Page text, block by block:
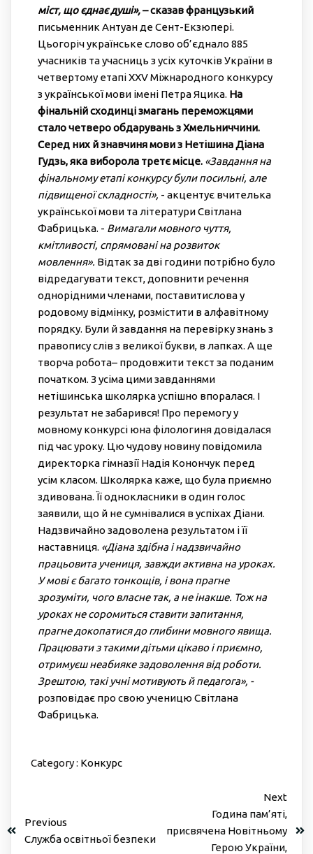
міст, що єднає душі»,– сказав французький
письменник Антуан де Сент-Екзюпері.
Цьогоріч українське слово об’єднало 885
учасників та учасниць з усіх куточків України в
четвертому етапі XXV Міжнародного конкурсу
з української мови імені Петра Яцика. На
фінальній сходинці змагань переможцями
стало четверо обдарувань з Хмельниччини.
Серед них й знавчиня мови з Нетішина Діана
Гудзь, яка виборола третє місце. «Завдання на
фінальному етапі конкурсу були посильні, але
підвищеної складності», - акцентує вчителька
української мови та літератури Світлана
Фабрицька. - Вимагали мовного чуття,
кмітливості, спрямовані на розвиток
мовлення». Відтак за дві години потрібно було
відредагувати текст, доповнити речення
однорідними членами, поставитислова у
родовому відмінку, розмістити в алфавітному
порядку. Були й завдання на перевірку знань з
правопису слів з великої букви, в лапках. А ще
творча робота– продовжити текст за поданим
початком. З усіма цими завданнями
нетішинська школярка успішно впоралася. І
результат не забарився! Про перемогу у
мовному конкурсі юна філологиня довідалася
під час уроку. Цю чудову новину повідомила
директорка гімназії Надія Конончук перед
усім класом. Школярка каже, що була приємно
здивована. Її однокласники в один голос
заявили, що й не сумнівалися в успіхах Діани.
Надзвичайно задоволена результатом і її
наставниця. «Діана здібна і надзвичайно
працьовита учениця, завжди активна на уроках.
У мові є багато тонкощів, і вона прагне
зрозуміти, чого власне так, а не інакше. Тож на
уроках не соромиться ставити запитання,
прагне докопатися до глибини мовного явища.
Працювати з такими дітьми цікаво і приємно,
отримуєш неабияке задоволення від роботи.
Зрештою, такі учні мотивують й педагога», -
розповідає про свою ученицю Світлана
Фабрицька.
Category : Конкурс
Previous
Служба освітньої безпеки
Next
Година пам’яті,
присвячена Новітньому
Герою України,